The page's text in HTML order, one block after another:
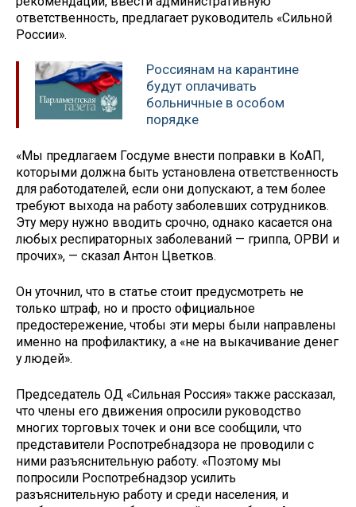
ответственность, предлагает руководитель «Сильной
России».
Россиянам на карантине
будут оплачивать
больничные в особом
порядке
«Мы предлагаем Госдуме внести поправки в КоАП,
которыми должна быть установлена ответственность
для работодателей, если они допускают, а тем более
требуют выхода на работу заболевших сотрудников.
Эту меру нужно вводить срочно, однако касается она
любых респираторных заболеваний — гриппа, ОРВИ и
прочих», — сказал Антон Цветков.
Он уточнил, что в статье стоит предусмотреть не
только штраф, но и просто официальное
предостережение, чтобы эти меры были направлены
именно на профилактику, а «не на выкачивание денег
у людей».
Председатель ОД «Сильная Россия» также рассказал,
что члены его движения опросили руководство
многих торговых точек и они все сообщили, что
представители Роспотребнадзора не проводили с
ними разъяснительную работу. «Поэтому мы
попросили Роспотребнадзор усилить
разъяснительную работу и среди населения, и